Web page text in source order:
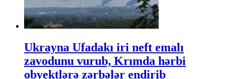
Ukrayna Ufadakı iri neft emalı
zavodunu vurub, Krımda hərbi
obyektlərə zərbələr endirib